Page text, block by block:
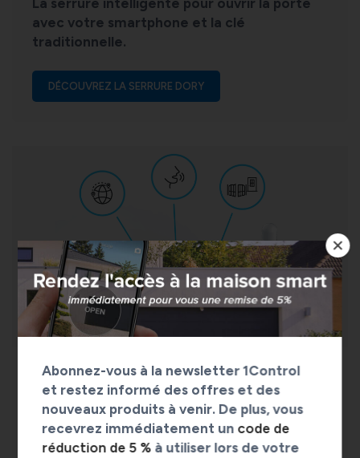
La serrure intelligente pour ouvrir la porte
avec votre smartphone et la clé
traditionnelle.
DÉCOUVREZ LA SERRURE DORY
1Control LINK
Le hub Wi-Fi Smarthome pour l'ouverture à
distance et les commandes vocales.
Abonnez-vous à la newsletter 1Control
et restez informé des offres et des
nouveaux produits à venir. De plus, vous
recevrez immédiatement un code de
réduction de 5 % à utiliser lors de votre